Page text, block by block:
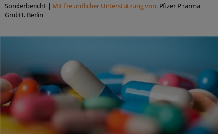
Sonderbericht | Mit freundlicher Unterstützung von: Pfizer Pharma
GmbH, Berlin